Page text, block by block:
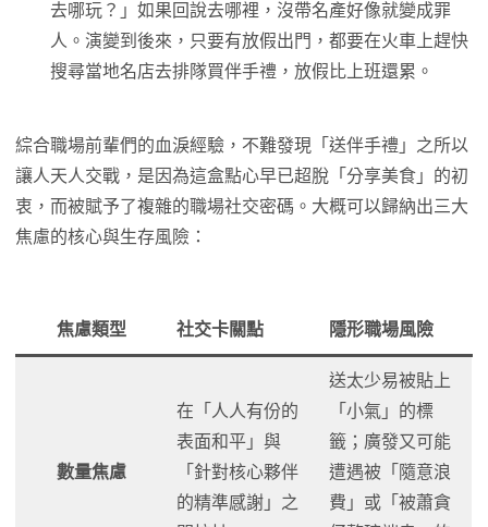
去哪玩？」如果回說去哪裡，沒帶名產好像就變成罪
人。演變到後來，只要有放假出門，都要在火車上趕快
搜尋當地名店去排隊買伴手禮，放假比上班還累。
綜合職場前輩們的血淚經驗，不難發現「送伴手禮」之所以
讓人天人交戰，是因為這盒點心早已超脫「分享美食」的初
衷，而被賦予了複雜的職場社交密碼。大概可以歸納出三大
焦慮的核心與生存風險：
焦慮類型 社交卡關點 隱形職場風險
數量焦慮
在「人人有份的
表面和平」與
「針對核心夥伴
的精準感謝」之
送太少易被貼上
「小氣」的標
籤；廣發又可能
遭遇被「隨意浪
費」或「被蕭貪